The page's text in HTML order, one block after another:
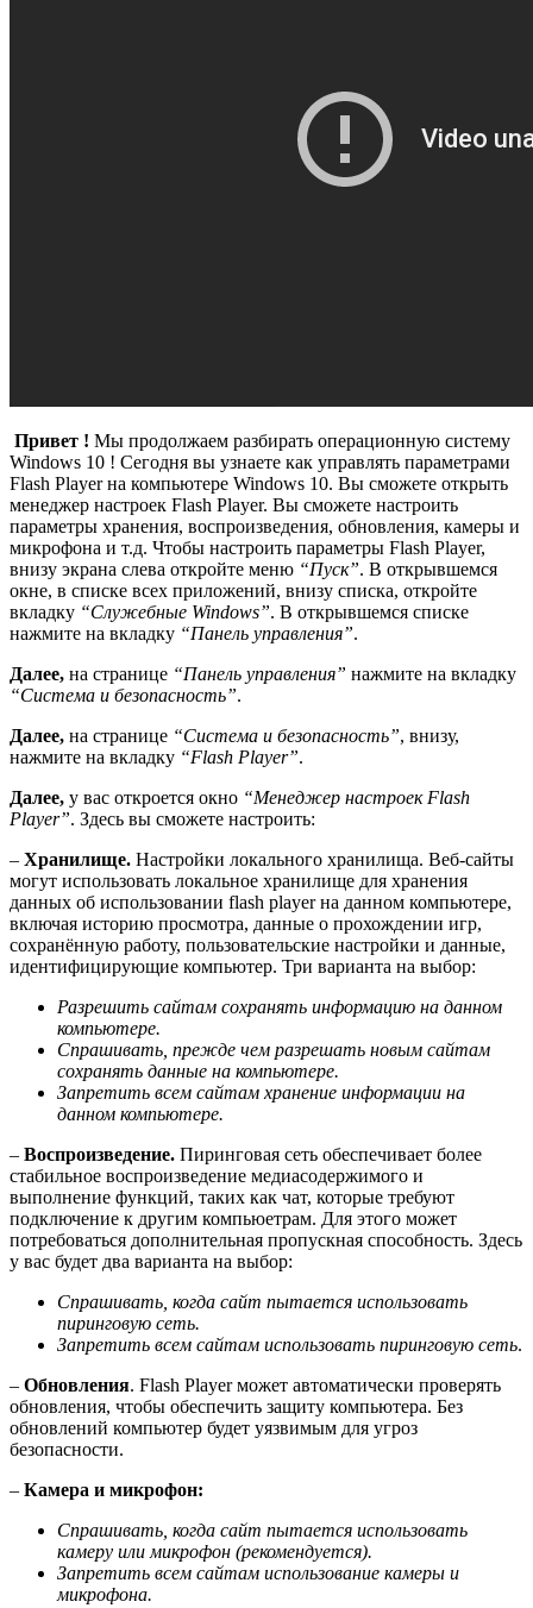
Привет ! Мы продолжаем разбирать операционную систему
Windows 10 ! Сегодня вы узнаете как управлять параметрами
Flash Player на компьютере Windows 10. Вы сможете открыть
менеджер настроек Flash Player. Вы сможете настроить
параметры хранения, воспроизведения, обновления, камеры и
микрофона и т.д. Чтобы настроить параметры Flash Player,
внизу экрана слева откройте меню “Пуск”. В открывшемся
окне, в списке всех приложений, внизу списка, откройте
вкладку “Служебные Windows”. В открывшемся списке
нажмите на вкладку “Панель управления”.
Далее, на странице “Панель управления” нажмите на вкладку
“Система и безопасность”.
Далее, на странице “Система и безопасность”, внизу,
нажмите на вкладку “Flash Player”.
Далее, у вас откроется окно “Менеджер настроек Flash
Player”. Здесь вы сможете настроить:
– Хранилище. Настройки локального хранилища. Веб-сайты
могут использовать локальное хранилище для хранения
данных об использовании flash player на данном компьютере,
включая историю просмотра, данные о прохождении игр,
сохранённую работу, пользовательские настройки и данные,
идентифицирующие компьютер. Три варианта на выбор:
Разрешить сайтам сохранять информацию на данном
компьютере.
Спрашивать, прежде чем разрешать новым сайтам
сохранять данные на компьютере.
Запретить всем сайтам хранение информации на
данном компьютере.
– Воспроизведение. Пиринговая сеть обеспечивает более
стабильное воспроизведение медиасодержимого и
выполнение функций, таких как чат, которые требуют
подключение к другим компьюетрам. Для этого может
потребоваться дополнительная пропускная способность. Здесь
у вас будет два варианта на выбор:
Спрашивать, когда сайт пытается использовать
пиринговую сеть.
Запретить всем сайтам использовать пиринговую сеть.
– Обновления. Flash Player может автоматически проверять
обновления, чтобы обеспечить защиту компьютера. Без
обновлений компьютер будет уязвимым для угроз
безопасности.
– Камера и микрофон:
Спрашивать, когда сайт пытается использовать
камеру или микрофон (рекомендуется).
Запретить всем сайтам использование камеры и
микрофона.